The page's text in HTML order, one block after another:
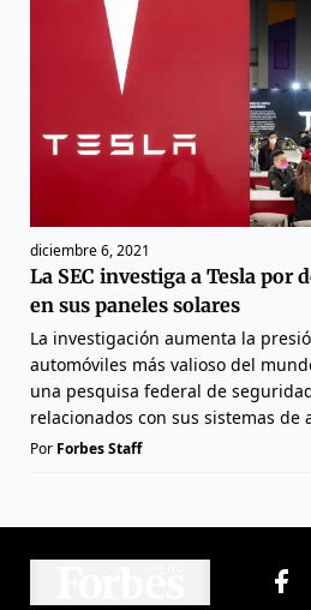
diciembre 6, 2021
La SEC investiga a Tesla por
en sus paneles solares
La investigación aumenta la
automóviles más valioso del
una pesquisa federal de
relacionados con sus sistemas de
Por Forbes Staff